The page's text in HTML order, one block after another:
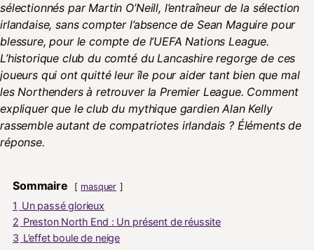
sélectionnés par Martin O’Neill, l’entraîneur de la sélection
irlandaise, sans compter l’absence de Sean Maguire pour
blessure, pour le compte de l’UEFA Nations League.
L’historique club du comté du Lancashire regorge de ces
joueurs qui ont quitté leur île pour aider tant bien que mal
les Northenders à retrouver la Premier League. Comment
expliquer que le club du mythique gardien Alan Kelly
rassemble autant de compatriotes irlandais ? Éléments de
réponse.
Sommaire masquer
1 Un passé glorieux
2 Preston North End : Un présent de réussite
3 L’effet boule de neige